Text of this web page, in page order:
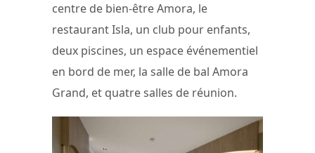
centre de bien-être Amora, le
restaurant Isla, un club pour enfants,
deux piscines, un espace événementiel
en bord de mer, la salle de bal Amora
Grand, et quatre salles de réunion.